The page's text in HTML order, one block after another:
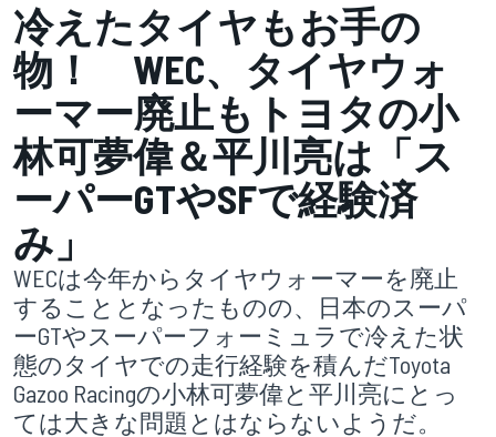
冷えたタイヤもお手の
物！ WEC、タイヤウォ
ーマー廃止もトヨタの小
林可夢偉＆平川亮は「ス
ーパーGTやSFで経験済
み」
WECは今年からタイヤウォーマーを廃止
することとなったものの、日本のスーパ
ーGTやスーパーフォーミュラで冷えた状
態のタイヤでの走行経験を積んだToyota
Gazoo Racingの小林可夢偉と平川亮にとっ
ては大きな問題とはならないようだ。